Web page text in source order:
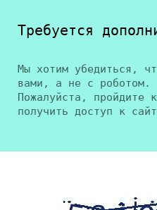
Требуется
Мы хотим убедиться,
вами, а не с роботом.
Пожалуйста, пройдите
получить доступ к